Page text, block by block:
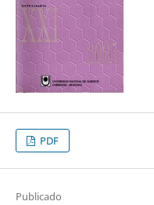
PDF
Publicado